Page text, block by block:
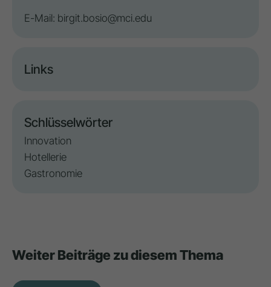
E-Mail: birgit.bosio@mci.edu
Links
Schlüsselwörter
Innovation
Hotellerie
Gastronomie
Weiter Beiträge zu diesem Thema